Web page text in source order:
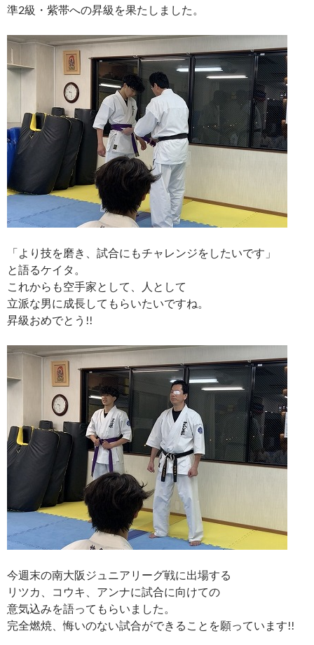
準2級・紫帯への昇級を果たしました。
「より技を磨き、試合にもチャレンジをしたいです」
と語るケイタ。
これからも空手家として、人として
立派な男に成長してもらいたいですね。
昇級おめでとう!!
今週末の南大阪ジュニアリーグ戦に出場する
リツカ、コウキ、アンナに試合に向けての
意気込みを語ってもらいました。
完全燃焼、悔いのない試合ができることを願っています!!